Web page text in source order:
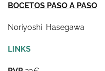
BOCETOS PASO A PASO
Noriyoshi Hasegawa
LINKS